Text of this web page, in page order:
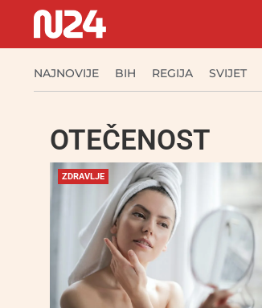
NAJNOVIJE BIH REGIJA SVIJET
OTEČENOST
ZDRAVLJE